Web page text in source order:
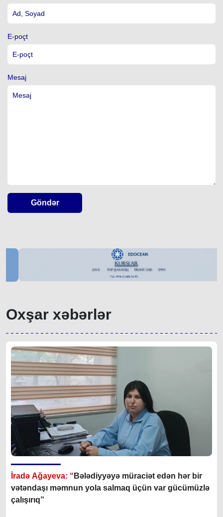
E-poçt
Mesaj
Göndər
Oxşar xəbərlər
İradə Ağayeva: “ Bələdiyyəyə müraciət edən hər bir
vətəndaşı məmnun yola salmaq üçün var gücümüzlə
çalışırıq”